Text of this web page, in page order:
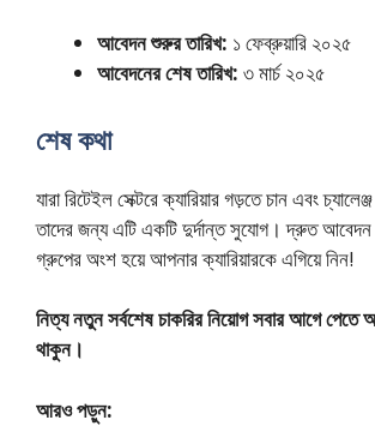
আবেদন শুরুর তারিখ: ১ ফেব্রুয়ারি ২০২৫
আবেদনের শেষ তারিখ: ৩ মার্চ ২০২৫
শেষ কথা
যারা রিটেইল সেক্টরে ক্যারিয়ার গড়তে চান এবং
তাদের জন্য এটি একটি দুর্দান্ত সুযোগ। দ্রুত
গ্রুপের অংশ হয়ে আপনার ক্যারিয়ারকে এগিয়ে নিন!
নিত্য নতুন সর্বশেষ চাকরির নিয়োগ সবার আগে পেতে
থাকুন।
আরও পড়ুন: